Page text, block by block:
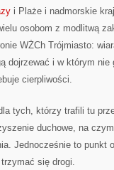
i Plaże i nadmorskie
osobom z modlitwą
WŻCh Trójmiasto:
dojrzewać i w którym nie
cierpliwości.
tych, którzy trafili tu
duchowe, na
Jednocześnie to punkt
się drogi.